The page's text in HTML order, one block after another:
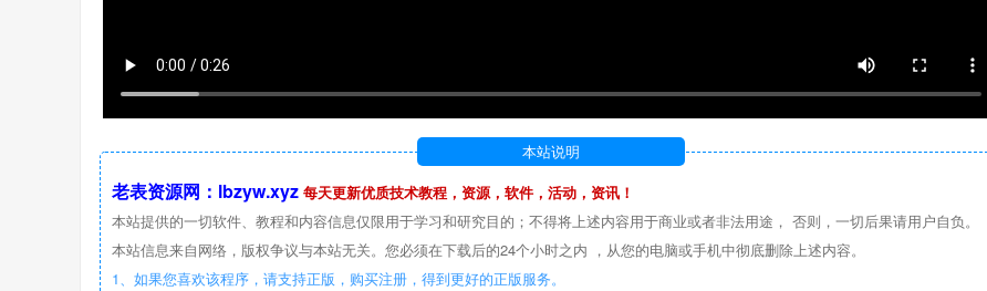
本站说明
老表资源网：lbzyw.xyz 每天更新优质技术教程，资源，软件，活动，资讯！
本站提供的一切软件、教程和内容信息仅限用于学习和研究目的；不得将上述内容用于商业或者非法用途， 否则，一切后果请用户自负。
本站信息来自网络，版权争议与本站无关。您必须在下载后的24个小时之内 ，从您的电脑或手机中彻底删除上述内容。
1、如果您喜欢该程序，请支持正版，购买注册，得到更好的正版服务。